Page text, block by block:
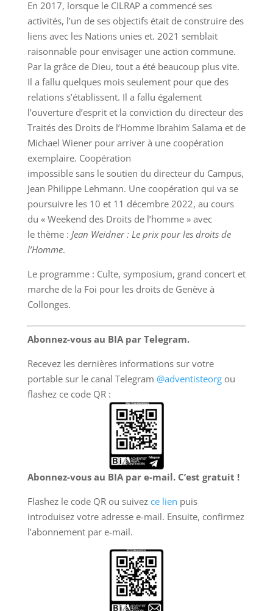
En 2017, lorsque le CILRAP a commencé ses
activités, l’un de ses objectifs était de construire des
liens avec les Nations unies et. 2021 semblait
raisonnable pour envisager une action commune.
Par la grâce de Dieu, tout a été beaucoup plus vite.
Il a fallu quelques mois seulement pour que des
relations s’établissent. Il a fallu également
l’ouverture d’esprit et la conviction du directeur des
Traités des Droits de l’Homme Ibrahim Salama et de
Michael Wiener pour arriver à une coopération
exemplaire. Coopération
impossible sans le soutien du directeur du Campus,
Jean Philippe Lehmann. Une coopération qui va se
poursuivre les 10 et 11 décembre 2022, au cours
du « Weekend des Droits de l’homme » avec
le thème : Jean Weidner : Le prix pour les droits de
l’Homme.
Le programme : Culte, symposium, grand concert et
marche de la Foi pour les droits de Genève à
Collonges.
Abonnez-vous au BIA par Telegram.
Recevez les dernières informations sur votre
portable sur le canal Telegram @adventisteorgou
flashez ce code QR :
Abonnez-vous au BIA par e-mail. C’est gratuit !
Flashez le code QR ou suivez ce lien puis
introduisez votre adresse e-mail. Ensuite, confirmez
l’abonnement par e-mail.